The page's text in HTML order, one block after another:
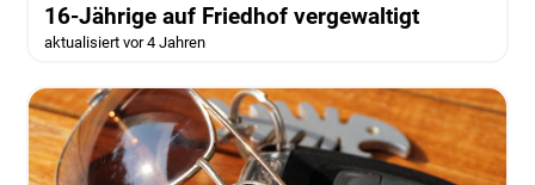
16-Jährige auf Friedhof vergewaltigt
aktualisiert vor 4 Jahren